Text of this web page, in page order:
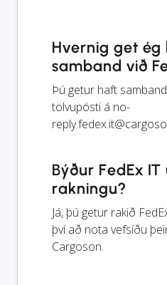
Hvernig get ég
samband við
Þú getur haft
tölvupósti á no-
Býður FedEx
rakningu?
Já, þú getur rakið
því að nota vefsíðu
Cargoson.